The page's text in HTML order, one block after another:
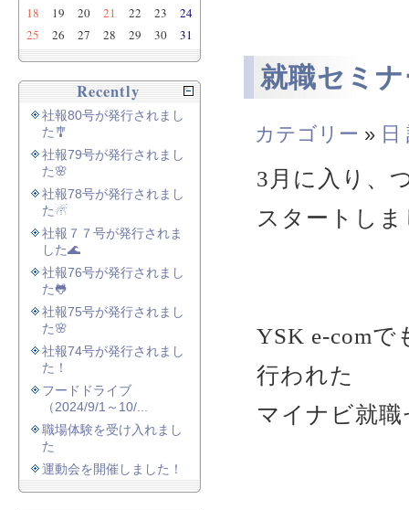
就職セミ
カテゴリー » 日
3月に入り、
スタートし
YSK e-com
行われた
マイナビ就
18
19 20 21 22 23
24
25
26 27 28 29 30 31
Recently
社報80号が発行されまし
た🎐
社報79号が発行されまし
た🌸
社報78号が発行されまし
た☃
社報７７号が発行されま
した🌊
社報76号が発行されまし
た🐸
社報75号が発行されまし
た🌸
社報74号が発行されまし
た！
フードドライブ
（2024/9/1～10/...
職場体験を受け入れまし
た
運動会を開催しました！